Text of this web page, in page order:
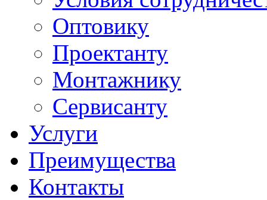
Оптовику
Проектанту
Монтажнику
Сервисанту
Услуги
Преимущества
Контакты